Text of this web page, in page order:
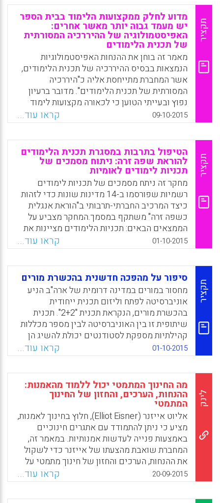
WhatsApp
Facebook
Email
X
תקציר
מדוע לחלק ממקצועות הלימוד בבית הספר
יש מעמד גבוה יותר מאשר אחרים:
האפיסטמולוגיה של ההיררכיה המסורתית
של תכנית הלימודים
מאמר זה בוחן את ההנחות האפיסטמולוגיות
הנמצאות בבסיס ההיררכיה של תכנית הלימודים,
אשר המחברת מתייחסת אליה כ"היררכיה
המסורתית של תכנית הלימודים". מדובר ברעיון
נפוץ ובעייתי הטוען כי לכאורה מקצועות לימוד
מופשטים, כמו מתמטיקה ופיזיקה, מוערכים יותר
מאשר מקצועות המקושרים להתנסות קונקרטית,
לתכליתיות ולגוף, כמו חינוך גופני ותחומי לימוד
מקצועיים (Bleazby, Jennifer, 2015).
WhatsApp
Facebook
Email
X
09-10-2015 קראו עוד...
תקציר
הטיפול בתרבות במסגרת תכנית הלימודים
להוראת שפה זרה: ניתוח מסמכים של
תכניות לימודים לאומיות
מחקר זה ניתח מסמכים של תכניות לימודים
רשמיות שפורסמו ב-14 מדינות שונות כדי לזהות
כיצד המרכיב החברתי-תרבותי ב"הוראת אנגלית
כשפה זרה" משתקף במסמך.המחקר מצביע על
הממצאים הבאים: תכניות הלימודים מציינות את
החשיבות של התרבות בלמידת השפה ומקדמות
השקפה אינטגרטיבית של הוראת תרבות ושפה,
היעדים התרבותיים מתמקדים בהערכת המגוון
התרבותי , העלאת המודעות התרבותית וחיזוק
הזהות התרבותית החיובית של התלמידים;
המסמכים של תכנית הלימודים מתמקדים בידע
התרבותי ובעמדות כלפי תרבויות זרות, יותר מאשר
במיומנויות הדרושות לאינטראקציה מוצלחת
(Lavrenteva, Evgenia; Orland-Barak, Lily,
2015).
WhatsApp
Facebook
Email
X
01-10-2015 קראו עוד...
תקציר
סיפור על מהפכה חדשנית בהכשרת מורים
מחסור במורים במדינה דרומית של ארה"ב הניע
אוניברסיטה לפתח וליזום תכנית ייחודית
בהכשרת מורים, הנקראת תכנית "2+2". תכנית
שיתופית זו בין האוניברסיטה לבין מספר מכללות
קהילתיות מספקת לסטודנטים יכולת להשיג הן
תואר ראשון (משך לימודים מעל לשנתיים) והן
לימודי תעודה (במשך שנתיים) בעודם נשארים
במכללה הקהילתית שלהם. מאמר זה מסביר את
הפיתוח ואת היישום של התכנית הייחודית הזו
המבוססת על קהילת למידה (Garber, Darrell H.;
Kolodziej, Nancy, 2015).
WhatsApp
Facebook
Email
X
01-10-2015 קראו עוד...
לינק
מה החינוך המתמטי יכול ללמוד מהאמנות:
ההנחות, הערכים, והחזון של החינוך
המתמטי
אליוט אייזנר (Elliot Eisner), חלוץ בחינוך לאמנות,
מציע כי ניתן להתמודד עם אתגרים חינוכיים
באמצעות פנייה לעדשות אמנותיות. במאמר זה,
המחברת שואבת מהצעתו של אייזנר כדי לשקול
את ההנחות, הערכים והחזון של חינוך מתמטי על
ידי פיתוח תיאוריה של תכנית הלימודים
במתמטיקה כצורה של אמנות (Dietiker, Leslie,
2015).
20-09-2015 קראו עוד...